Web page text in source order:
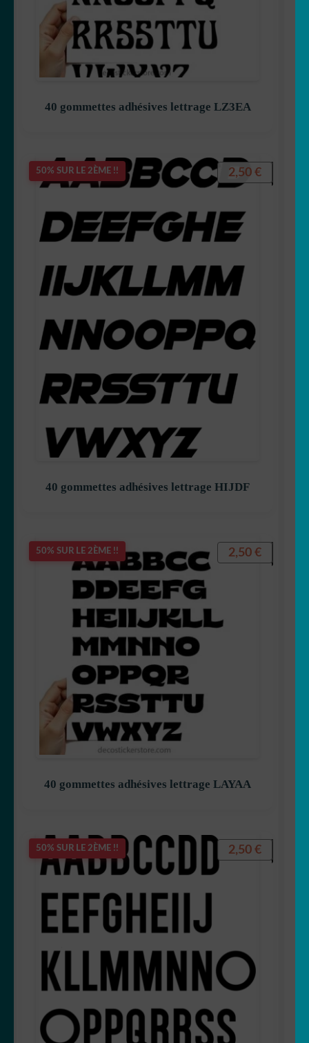
40 gommettes adhésives lettrage LZ3EA
50% SUR LE 2ÈME !!
40 gommettes adhésives lettrage HIJDF
2,50 €
50% SUR LE 2ÈME !!
40 gommettes adhésives lettrage LAYAA
2,50 €
50% SUR LE 2ÈME !! 2,50 €